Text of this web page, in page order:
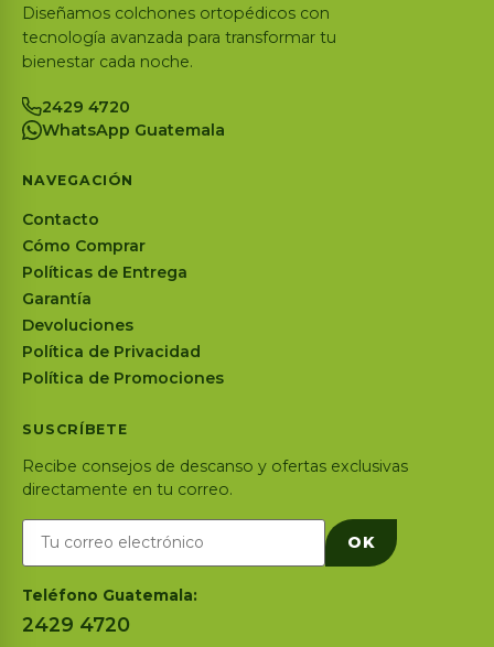
Diseñamos colchones ortopédicos con
tecnología avanzada para transformar tu
bienestar cada noche.
2429 4720
WhatsApp Guatemala
NAVEGACIÓN
Contacto
Cómo Comprar
Políticas de Entrega
Garantía
Devoluciones
Política de Privacidad
Política de Promociones
SUSCRÍBETE
Recibe consejos de descanso y ofertas exclusivas
directamente en tu correo.
OK
Teléfono Guatemala:
2429 4720